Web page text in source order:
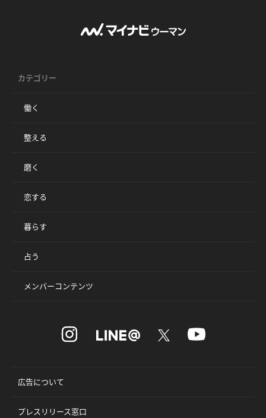
カテゴリー
働く
整える
磨く
恋する
暮らす
占う
メンバーコンテンツ
広告について
プレスリリース窓口